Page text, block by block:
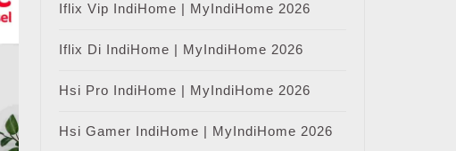
Iflix Vip IndiHome | MyIndiHome 2026
Iflix Di IndiHome | MyIndiHome 2026
Hsi Pro IndiHome | MyIndiHome 2026
Hsi Gamer IndiHome | MyIndiHome 2026